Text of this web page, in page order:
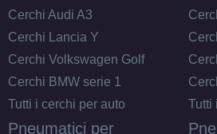
Cerchi Audi A3
Cerchi Lancia Y
Cerchi Volkswagen Golf
Cerchi BMW serie 1
Tutti i cerchi per auto
Tutti
Pneumatici per